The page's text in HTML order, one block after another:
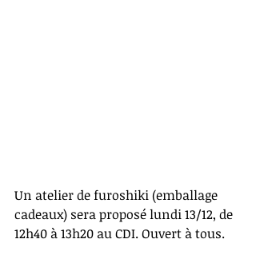
Un atelier de furoshiki (emballage
cadeaux) sera proposé lundi 13/12, de
12h40 à 13h20 au CDI. Ouvert à tous.